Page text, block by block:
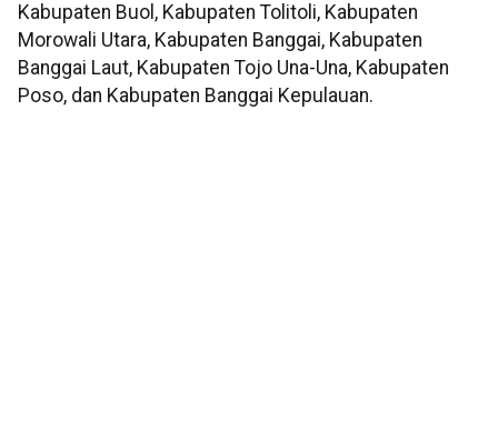
Kabupaten Buol, Kabupaten Tolitoli, Kabupaten
Morowali Utara, Kabupaten Banggai, Kabupaten
Banggai Laut, Kabupaten Tojo Una-Una, Kabupaten
Poso, dan Kabupaten Banggai Kepulauan.